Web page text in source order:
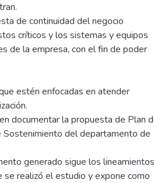
de continuidad del negocio
críticos y los sistemas y equipos
de la empresa, con el fin de poder
estén enfocadas en atender
documentar la propuesta de Plan
Sostenimiento del departamento de
generado sigue los lineamientos
realizó el estudio y expone como